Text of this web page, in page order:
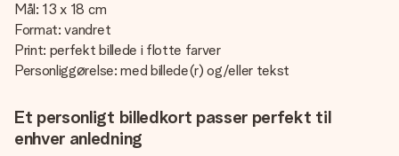
Mål: 13 x 18 cm
Format: vandret
Print: perfekt billede i flotte farver
Personliggørelse: med billede(r) og/eller tekst
Et personligt billedkort passer perfekt til
enhver anledning